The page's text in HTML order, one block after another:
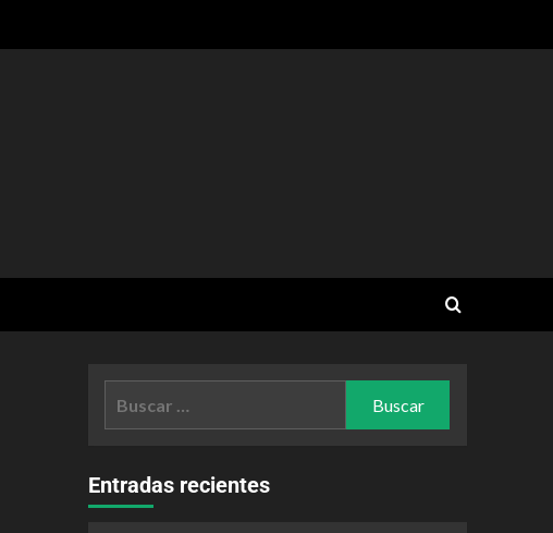
Entradas recientes